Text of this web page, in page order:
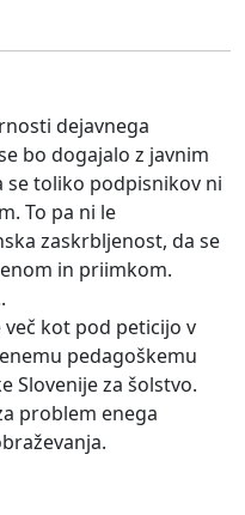
dejavnega
bo dogajalo z javnim
se toliko podpisnikov ni
To pa ni le
zaskrbljenost, da se
in priimkom.
več kot pod peticijo v
pedagoškemu
Slovenije za šolstvo.
problem enega